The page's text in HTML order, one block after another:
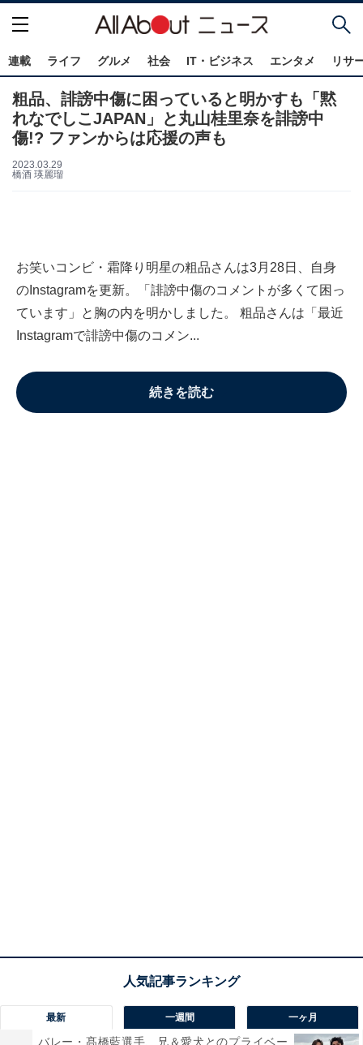
連載 ライフ グルメ 社会 IT・ビジネス エンタメ リサ
粗品、誹謗中傷に困っていると明かすも「黙
れなでしこJAPAN」と丸山桂里奈を誹謗中
傷!? ファンからは応援の声も
2023.03.29
橋酒 瑛麗瑠
お笑いコンビ・霜降り明星の粗品さんは3月28日、自身
のInstagramを更新。「誹謗中傷のコメントが多くて困っ
ています」と胸の内を明かしました。 粗品さんは「最近
Instagramで誹謗中傷のコメン...
続きを読む
最新 一週間 一ヶ月
バレー・髙橋藍選手、兄＆愛犬とのプライベー